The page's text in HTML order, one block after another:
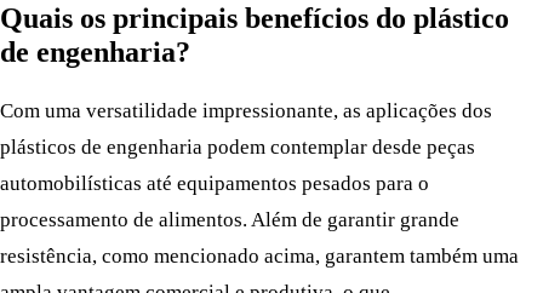
Quais os principais benefícios do plástico
de engenharia?
Com uma versatilidade impressionante, as aplicações dos
plásticos de engenharia podem contemplar desde peças
automobilísticas até equipamentos pesados para o
processamento de alimentos. Além de garantir grande
resistência, como mencionado acima, garantem também uma